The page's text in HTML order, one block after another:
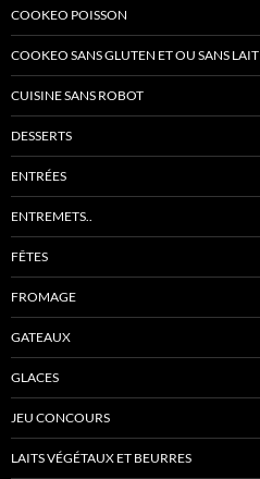
COOKEO POISSON
COOKEO SANS GLUTEN ET OU SANS LAIT
CUISINE SANS ROBOT
DESSERTS
ENTRÉES
ENTREMETS..
FÊTES
FROMAGE
GATEAUX
GLACES
JEU CONCOURS
LAITS VÉGÉTAUX ET BEURRES